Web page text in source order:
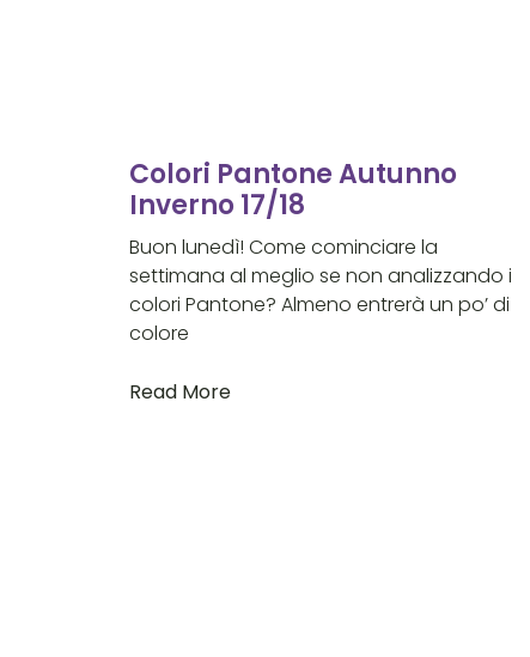
Colori Pantone Autunno
Inverno 17/18
Buon lunedì! Come cominciare la
settimana al meglio se non analizzando i
colori Pantone? Almeno entrerà un po’ di
colore
Read More